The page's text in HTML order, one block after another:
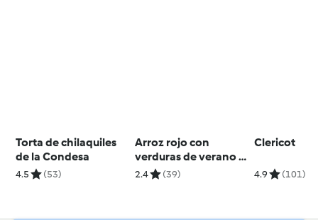
Torta de chilaquiles
de la Condesa
4.5 (53)
Arroz rojo con
verduras de verano y
queso feta
2.4 (39)
Clericot
4.9 (101)